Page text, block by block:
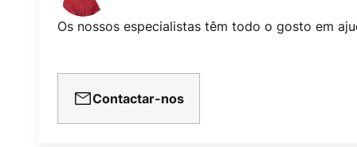
Os nossos especialistas têm todo o gosto em
Contactar-nos